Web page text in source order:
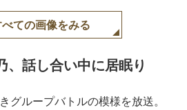
ての画像をみる
、話し合い中に居眠り
グループバトルの模様を放送。